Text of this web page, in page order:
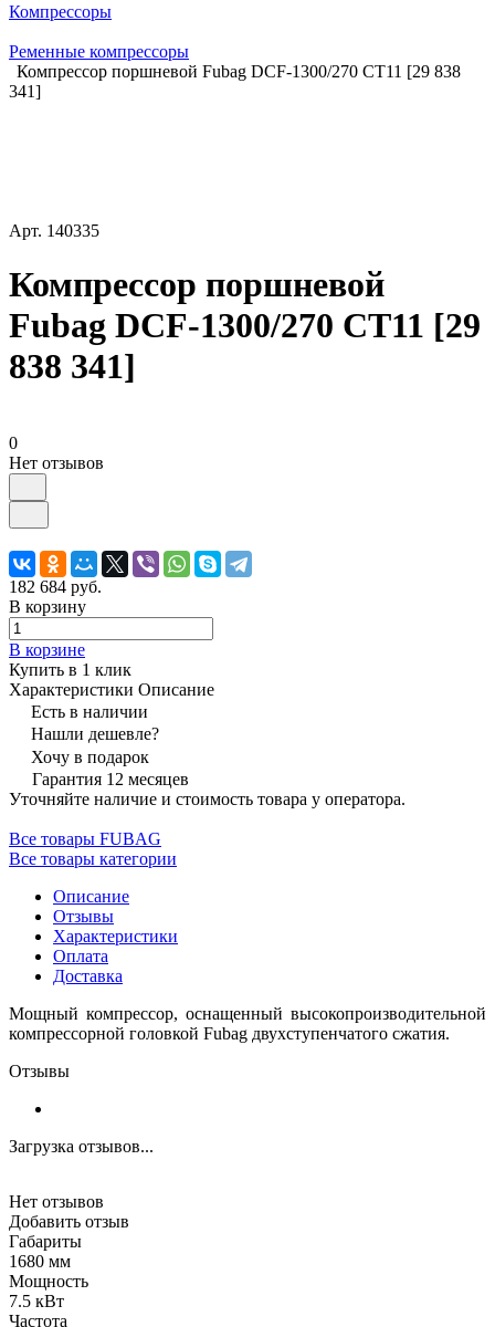
Компрессоры
Ременные компрессоры
Компрессор поршневой Fubag DCF-1300/270 CT11 [29 838
341]
Арт. 140335
Компрессор поршневой
Fubag DCF-1300/270 CT11 [29
838 341]
0
Нет отзывов
182 684 руб.
В корзину
В корзине
Купить в 1 клик
Характеристики Описание
Есть в наличии
Нашли дешевле?
Хочу в подарок
Гарантия 12 месяцев
Уточняйте наличие и стоимость товара у оператора.
Все товары FUBAG
Все товары категории
Описание
Отзывы
Характеристики
Оплата
Доставка
Мощный компрессор, оснащенный высокопроизводительной
компрессорной головкой Fubag двухступенчатого сжатия.
Отзывы
Загрузка отзывов...
Нет отзывов
Добавить отзыв
Габариты
1680 мм
Мощность
7.5 кВт
Частота